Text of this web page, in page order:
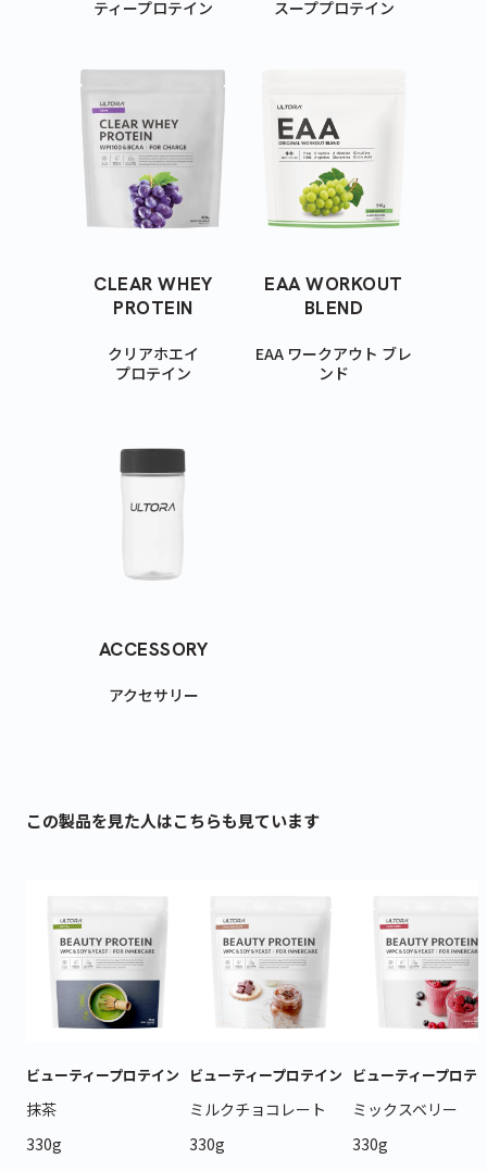
ティープロテイン スーププロテイン
CLEAR WHEY
PROTEIN
クリアホエイ
プロテイン
EAA WORKOUT
BLEND
EAA ワークアウト ブレ
ンド
ACCESSORY
アクセサリー
この製品を見た人はこちらも見ています
ビューティープロテイン
抹茶
330g
ビューティープロテイン
ミルクチョコレート
330g
ビューティープロテ
ミックスベリー
330g